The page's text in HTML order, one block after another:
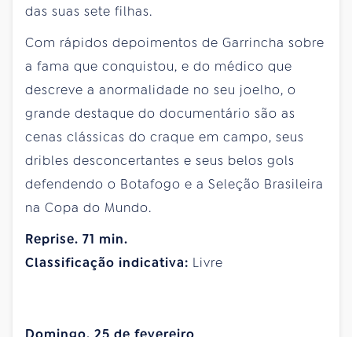
das suas sete filhas.
Com rápidos depoimentos de Garrincha sobre
a fama que conquistou, e do médico que
descreve a anormalidade no seu joelho, o
grande destaque do documentário são as
cenas clássicas do craque em campo, seus
dribles desconcertantes e seus belos gols
defendendo o Botafogo e a Seleção Brasileira
na Copa do Mundo.
Reprise. 71 min.
Classificação indicativa: Livre